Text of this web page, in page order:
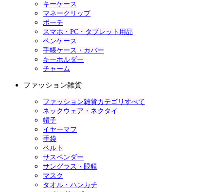
キーケース
マネークリップ
ポーチ
スマホ・PC・タブレット用品
ペンケース
手帳ケース・カバー
キーホルダー
チャーム
ファッション雑貨
ファッション雑貨カテゴリすべて
ネックウェア・ネクタイ
帽子
イヤーマフ
手袋
ベルト
サスペンダー
サングラス・眼鏡
マスク
タオル・ハンカチ